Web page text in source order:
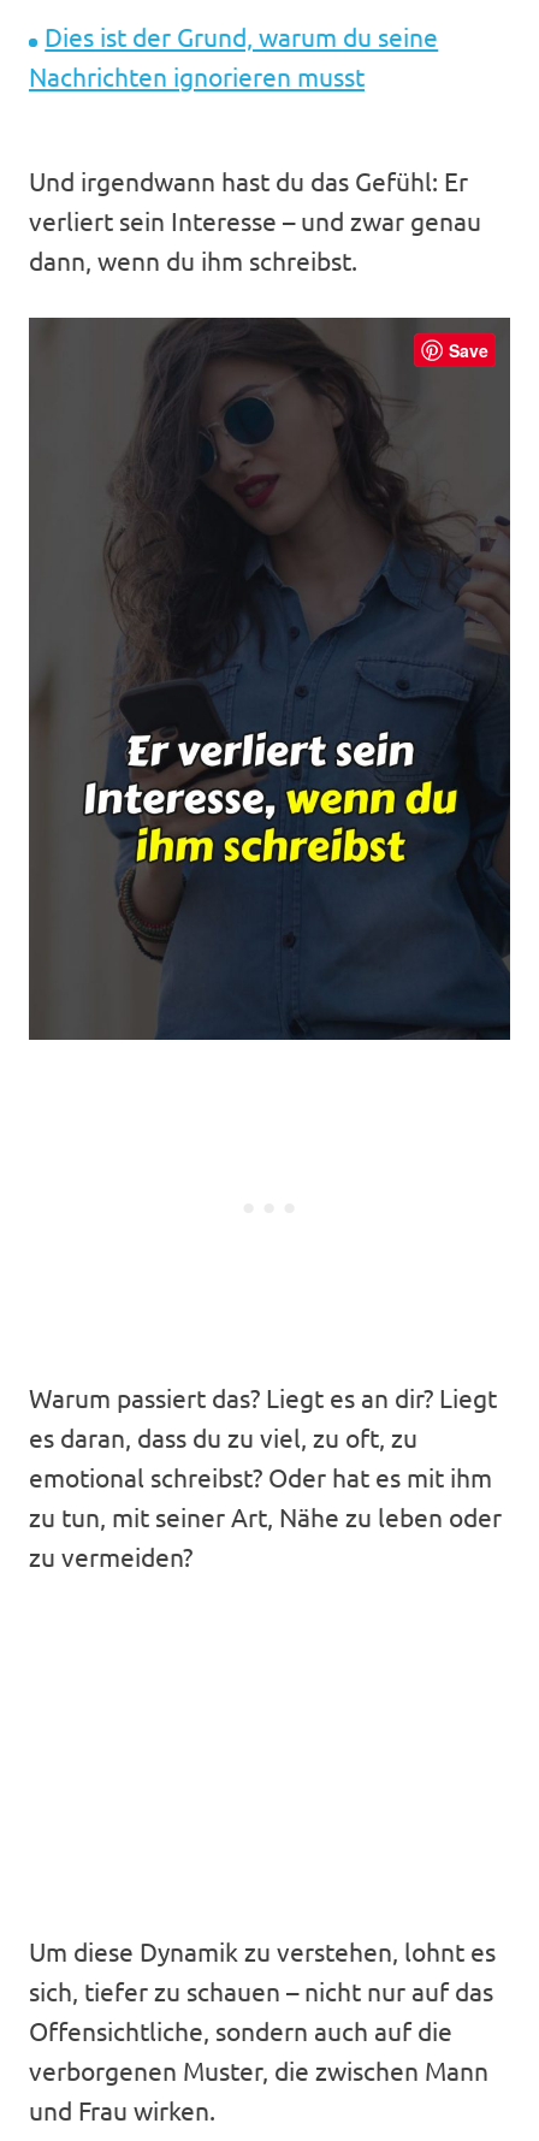
Dies ist der Grund, warum du seine
Nachrichten ignorieren musst
Und irgendwann hast du das Gefühl: Er
verliert sein Interesse – und zwar genau
dann, wenn du ihm schreibst.
Save
Warum passiert das? Liegt es an dir? Liegt
es daran, dass du zu viel, zu oft, zu
emotional schreibst? Oder hat es mit ihm
zu tun, mit seiner Art, Nähe zu leben oder
zu vermeiden?
Um diese Dynamik zu verstehen, lohnt es
sich, tiefer zu schauen – nicht nur auf das
Offensichtliche, sondern auch auf die
verborgenen Muster, die zwischen Mann
und Frau wirken.